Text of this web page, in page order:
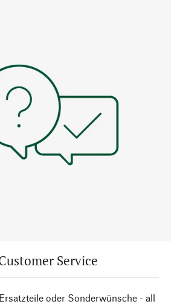
Service
oder Sonderwünsche - all